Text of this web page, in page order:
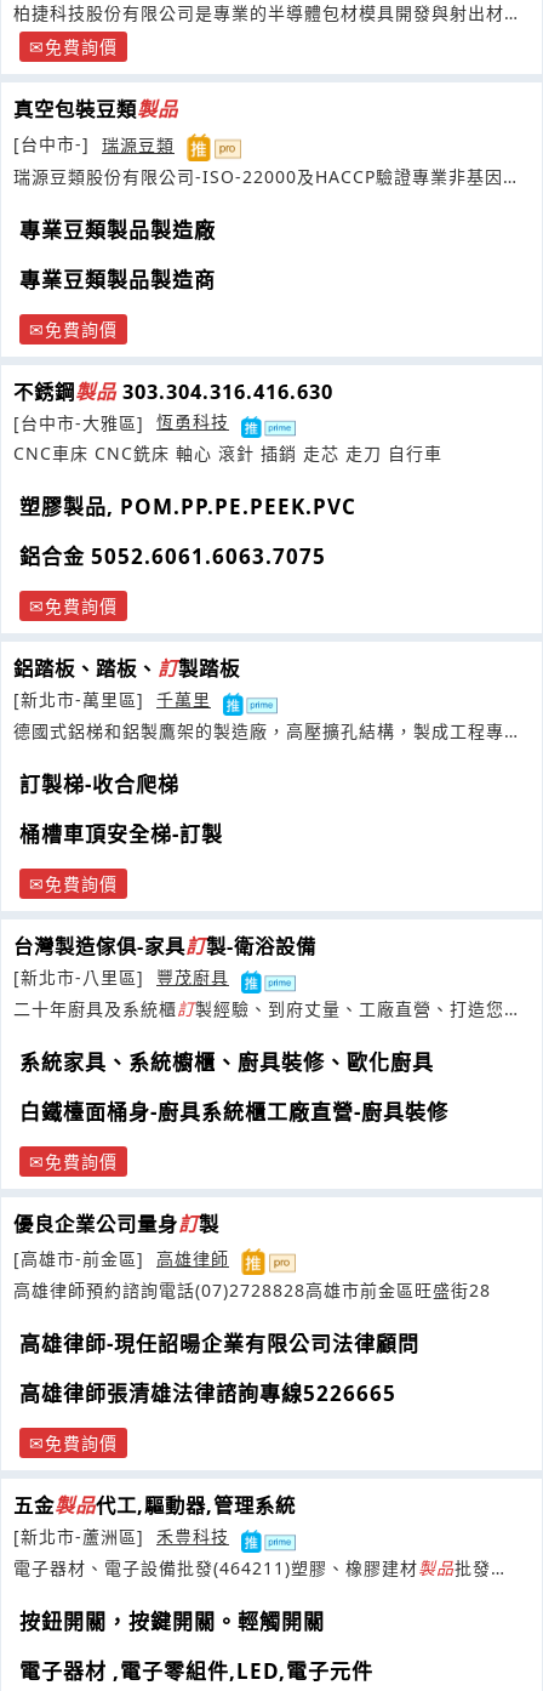
柏捷科技股份有限公司是專業的半導體包材模具開發與射出材料
廠。提供專業的
免費詢價
真空包裝豆類製品
[台中市-]
瑞源豆類
瑞源豆類股份有限公司-ISO-22000及HACCP驗證專業非基因改
專業豆類製品製造廠
專業豆類製品製造商
免費詢價
不銹鋼製品303.304.316.416.630
[台中市-大雅區]
恆勇科技
CNC車床 CNC銑床 軸心 滾針 插銷 走芯 走刀 自行車
塑膠製品, POM.PP.PE.PEEK.PVC
鋁合金 5052.6061.6063.7075
免費詢價
鋁踏板、踏板、 訂製踏板
[新北市-萬里區]
千萬里
德國式鋁梯和鋁製鷹架的製造廠，高壓擴孔結構，製成工程專用
訂製梯-收合爬梯
桶槽車頂安全梯-訂製
免費詢價
台灣製造傢俱-家具訂製-衛浴設備
[新北市-八里區]
豐茂廚具
二十年廚具及系統櫃訂製經驗、到府丈量、工廠直營、打造您的
系統家具、系統櫥櫃、廚具裝修、歐化廚具
白鐵檯面桶身-廚具系統櫃工廠直營-廚具裝修
免費詢價
優良企業公司量身訂製
[高雄市-前金區]
高雄律師
高雄律師預約諮詢電話(07)2728828高雄市前金區旺盛街28
高雄律師-現任詔暘企業有限公司法律顧問
高雄律師張清雄法律諮詢專線5226665
免費詢價
五金製品代工,驅動器,管理系統
[新北市-蘆洲區]
禾豊科技
電子器材、電子設備批發(464211)塑膠、橡膠建材製品批發
按鈕開關，按鍵開關。輕觸開關
電子器材 ,電子零組件,LED,電子元件